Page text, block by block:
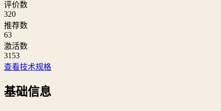
评价数
320
推荐数
63
激活数
3153
查看技术规格
基础信息